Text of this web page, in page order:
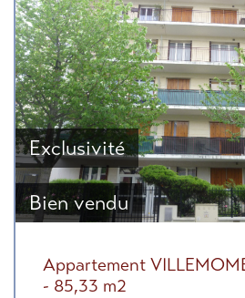
Bien vendu
Exclusivité
Appartement
- 85,33 m2